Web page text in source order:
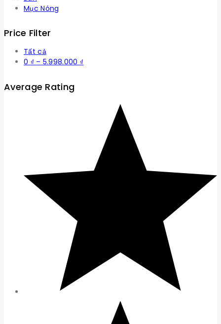
Mục Nóng
Price Filter
Tất cả
0 ₫ – 5.998.000 ₫
5.998.000 ₫
Average Rating